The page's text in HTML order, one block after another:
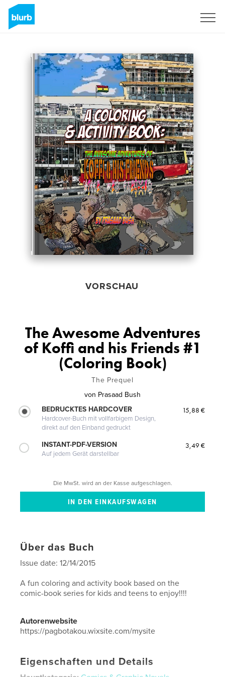
VORSCHAU
The Awesome Adventures
of Koffi and his Friends #1
(Coloring Book)
The Prequel
von Prasaad Bush
BEDRUCKTES HARDCOVER
Hardcover-Buch mit vollfarbigem Design,
direkt auf den Einband gedruckt
15,88 €
INSTANT-PDF-VERSION
Auf jedem Gerät darstellbar
3,49 €
Die MwSt. wird an der Kasse aufgeschlagen.
Über das Buch
Issue date: 12/14/2015
A fun coloring and activity book based on the
comic-book series for kids and teens to enjoy!!!!
Autorenwebsite
https://pagbotakou.wixsite.com/mysite
Eigenschaften und Details